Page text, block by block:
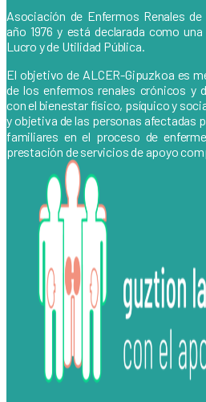
Asociación de Enfermos Renales
año 1976 y está declarada como
Lucro y de Utilidad Pública.
El objetivo de ALCER-Gipuzkoa es
de los enfermos renales crónicos y
con el bienestar físico, psíquico y
y objetiva de las personas afectadas
familiares en el proceso de
prestación de servicios de apoyo